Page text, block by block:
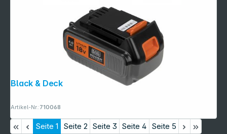
Black & Decker BL4018 18V / 4,0Ah
Artikel-Nr.:710068
Seite 1 Seite 2 Seite 3 Seite 4 Seite 5